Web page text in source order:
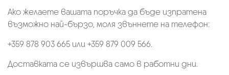
Ако желаете вашата поръчка да бъде изпратена
възможно най-бързо, моля звъннете на телефон:
+359 878 903 665 или +359 879 009 566.
Доставката се извършва само в работни дни.